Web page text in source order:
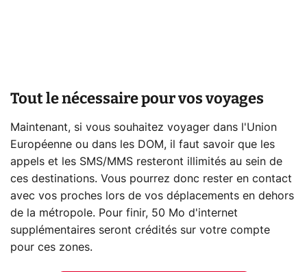
Tout le nécessaire pour vos voyages
Maintenant, si vous souhaitez voyager dans l'Union
Européenne ou dans les DOM, il faut savoir que les
appels et les SMS/MMS resteront illimités au sein de
ces destinations. Vous pourrez donc rester en contact
avec vos proches lors de vos déplacements en dehors
de la métropole. Pour finir, 50 Mo d'internet
supplémentaires seront crédités sur votre compte
pour ces zones.